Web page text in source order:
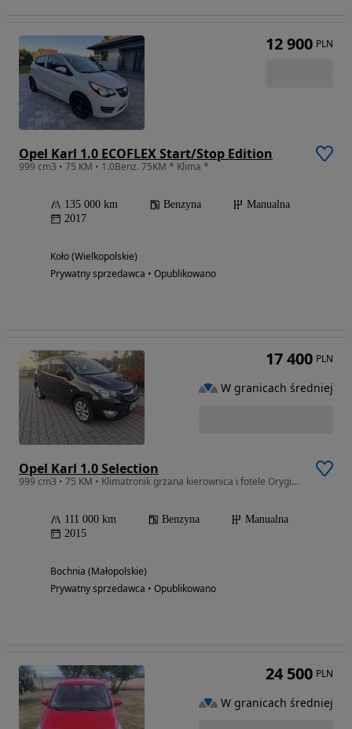
Opel Karl 1.0 ECOFLEX Start/Stop Edition
999 cm3 • 75 KM • 1.0Benz. 75KM * Klima *
135 000 km Benzyna
Manualna
2017
Koło (Wielkopolskie)
Prywatny sprzedawca • Opublikowano
12 900 PLN
Opel Karl 1.0 Selection
999 cm3 • 75 KM • Klimatronik grzana kierownica i fotele Oryginalny stan
111 000 km Benzyna
Manualna
2015
Bochnia (Małopolskie)
Prywatny sprzedawca • Opublikowano
17 400 PLN
W granicach średniej
24 500 PLN
W granicach średniej